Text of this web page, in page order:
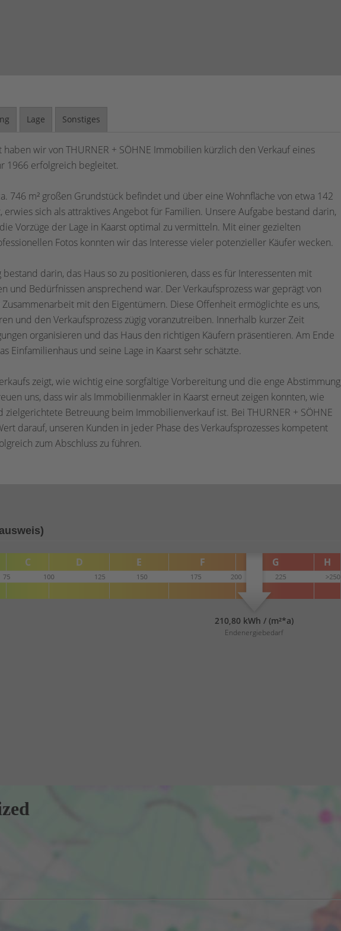
Lage Sonstiges
wir von THURNER + SÖHNE Immobilien kürzlich den Verkauf eines
1966 erfolgreich begleitet.
746 m² großen Grundstück befindet und über eine Wohnfläche von etwa 142
erwies sich als attraktives Angebot für Familien. Unsere Aufgabe bestand darin,
Vorzüge der Lage in Kaarst optimal zu vermitteln. Mit einer gezielten
Fotos konnten wir das Interesse vieler potenzieller Käufer wecken.
darin, das Haus so zu positionieren, dass es für Interessenten mit
und Bedürfnissen ansprechend war. Der Verkaufsprozess war geprägt von
mit den Eigentümern. Diese Offenheit ermöglichte es uns,
und den Verkaufsprozess zügig voranzutreiben. Innerhalb kurzer Zeit
organisieren und das Haus den richtigen Käufern präsentieren. Am Ende
Einfamilienhaus und seine Lage in Kaarst sehr schätzte.
zeigt, wie wichtig eine sorgfältige Vorbereitung und die enge Abstimmung
uns, dass wir als Immobilienmakler in Kaarst erneut zeigen konnten, wie
Betreuung beim Immobilienverkauf ist. Bei THURNER + SÖHNE
darauf, unseren Kunden in jeder Phase des Verkaufsprozesses kompetent
zum Abschluss zu führen.
210,80 kWh / (m²*a)
Endenergiebedarf